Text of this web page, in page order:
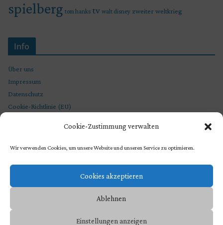
Cookie-Zustimmung verwalten
Wir verwenden Cookies, um unsere Website und unseren Service zu optimieren.
Cookies akzeptieren
Ablehnen
Einstellungen anzeigen
spielberg tom hanks tv walt disney zweiter weltkrieg
Info
Über uns
Impressum
Datenschutz
Cookie-Richtlinie (EU)
Copyright © 2026